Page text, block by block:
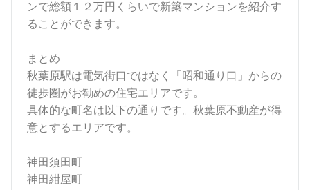
ンで総額 １２万円くらいで新築マンションを紹介す
ることができます。
まとめ
秋葉原駅は電気街口ではなく「昭和通り口」からの
徒歩圏がお勧めの住宅エリアです。
具体的な町名は以下の通りです。秋葉原不動産が得
意とするエリアです。
神田須田町
神田紺屋町